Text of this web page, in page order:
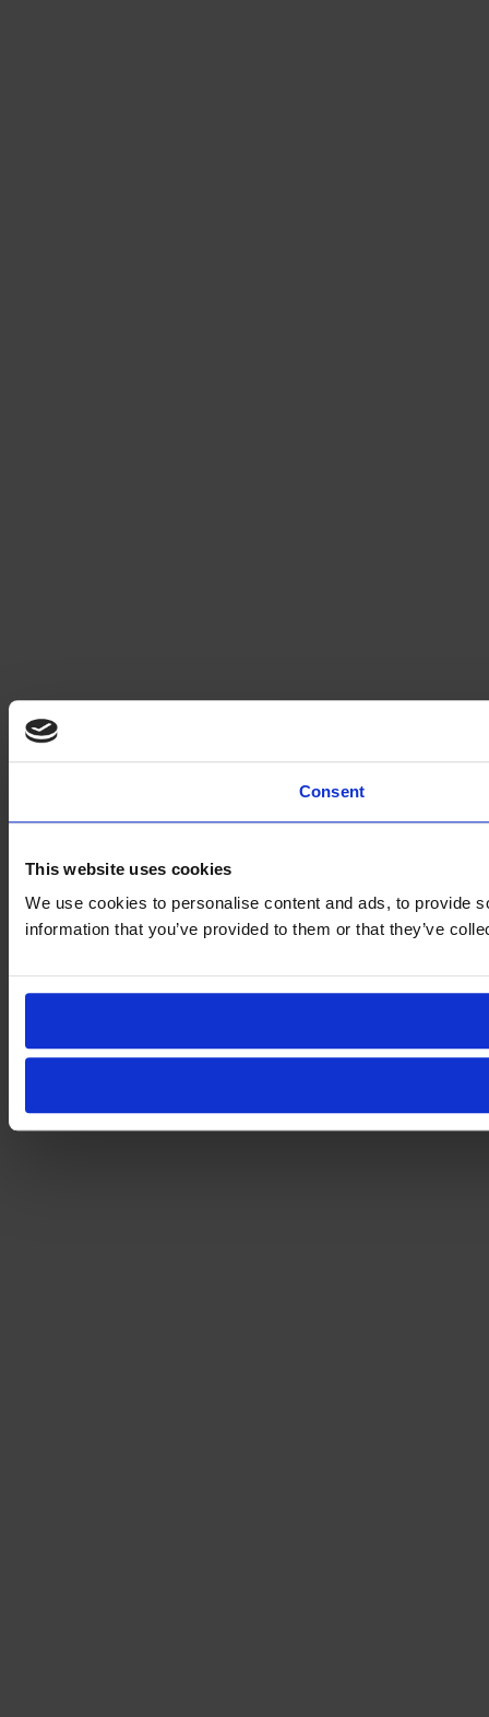
Consent
This website uses cookies
We use cookies to personalise content and ads, to provide
information that you’ve provided to them or that they’ve